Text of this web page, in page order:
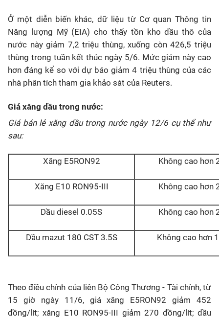
Ở một diễn biến khác, dữ liệu từ Cơ quan Thông tin
Năng lượng Mỹ (EIA) cho thấy tồn kho dầu thô của
nước này giảm 7,2 triệu thùng, xuống còn 426,5 triệu
thùng trong tuần kết thúc ngày 5/6. Mức giảm này cao
hơn đáng kể so với dự báo giảm 4 triệu thùng của các
nhà phân tích tham gia khảo sát của Reuters.
Giá xăng dầu trong nước:
Giá bán lẻ xăng dầu trong nước ngày 12/6 cụ thể như
sau:
Xăng E5RON92 Không cao hơn
Xăng E10 RON95-III Không cao hơn
Dầu diesel 0.05S Không cao hơn
Dầu mazut 180 CST 3.5S Không cao hơn
Theo điều chỉnh của liên Bộ Công Thương - Tài chính, từ
15 giờ ngày 11/6, giá xăng E5RON92 giảm 452
đồng/lít; xăng E10 RON95-III giảm 270 đồng/lít; dầu